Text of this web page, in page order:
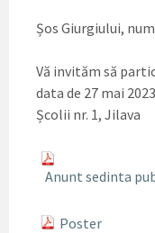
Șos Giurgiului,
Vă invităm să
data de 27 mai
Școlii nr. 1, Jilava
Anunt sedinta
Poster